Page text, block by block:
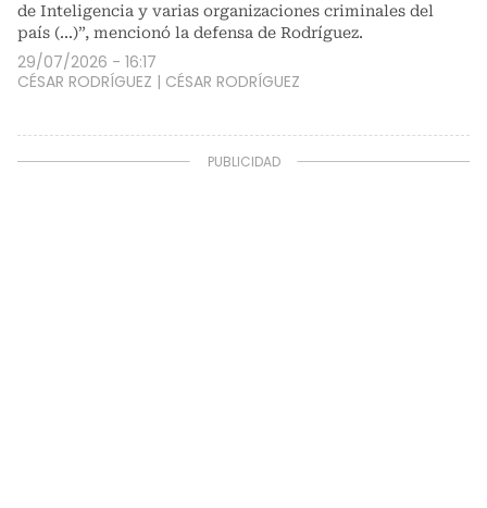
de Inteligencia y varias organizaciones criminales del
país (...)”, mencionó la defensa de Rodríguez.
29/07/2026 - 16:17
CÉSAR RODRÍGUEZ | CÉSAR RODRÍGUEZ